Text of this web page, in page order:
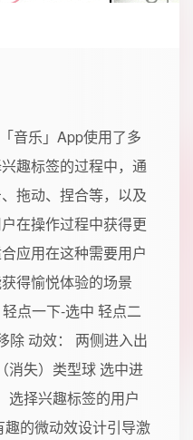
音乐」App使用了多
趣标签的过程中，通
拖动、捏合等，以及
在操作过程中获得更
应用在这种需要用户
得愉悦体验的场景
点一下-选中 轻点二
除 动效： 两侧进入出
消失）类型球 选中进
选择兴趣标签的用户
的微动效设计引导激